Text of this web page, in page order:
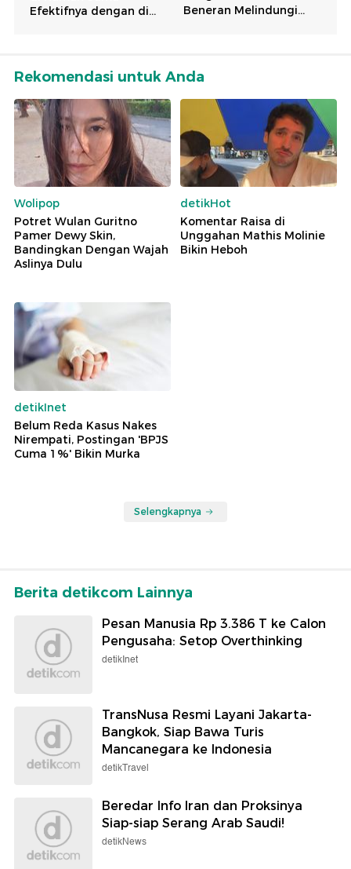
Rekomendasi untuk Anda
Wolipop
Potret Wulan Guritno
Pamer Dewy Skin,
Bandingkan Dengan Wajah
Aslinya Dulu
detikHot
Komentar Raisa di
Unggahan Mathis Molinie
Bikin Heboh
detikInet
Belum Reda Kasus Nakes
Nirempati, Postingan 'BPJS
Cuma 1%' Bikin Murka
Selengkapnya
Berita detikcom Lainnya
Pesan Manusia Rp 3.386 T ke Calon
Pengusaha: Setop Overthinking
detikInet
TransNusa Resmi Layani Jakarta-
Bangkok, Siap Bawa Turis
Mancanegara ke Indonesia
detikTravel
Beredar Info Iran dan Proksinya
Siap-siap Serang Arab Saudi!
detikNews